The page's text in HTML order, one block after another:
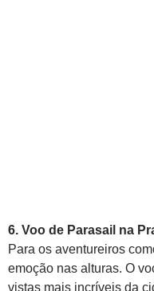
6. Voo de Parasail na
Para os aventureiros
emoção nas alturas. O
vistas mais incríveis da